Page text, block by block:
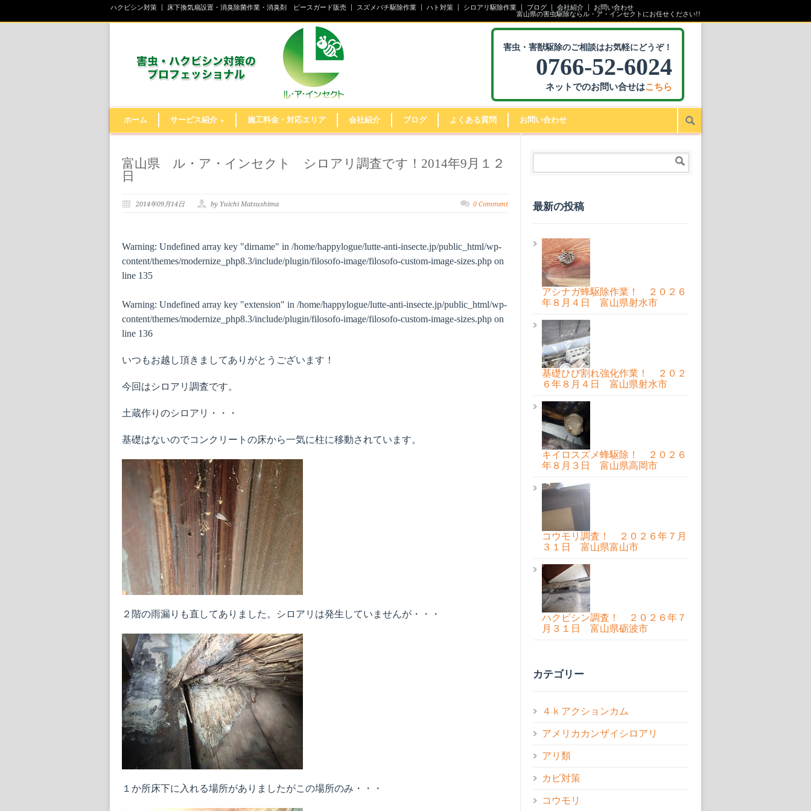
ハクビシン対策 床下換気扇設置・消臭除菌作業・消臭剤 ピースガード販売 スズメバチ駆除作業 ハト対策 シロアリ駆除作業 ブログ 会社紹介
お問い合わせ
富山県の害虫駆除ならル・ア・インセクトにお任せください!!
害虫・害獣駆除のご相談はお気軽にどうぞ！
0766-52-6024
ネットでのお問い合せはこちら
ホーム サービス紹介 » 施工料金・対応エリア 会社紹介 ブログ よくある質問 お問い合わせ
富山県 ル・ア・インセクト シロアリ調査です！2014年9月１２
日
2014年09月14日 by Yuichi Matsushima 0 Comment
Warning: Undefined array key "dirname" in /home/happylogue/lutte-anti-insecte.jp/public_html/wp-
content/themes/modernize_php8.3/include/plugin/filosofo-image/filosofo-custom-image-sizes.php on
line 135
Warning: Undefined array key "extension" in /home/happylogue/lutte-anti-insecte.jp/public_html/wp-
content/themes/modernize_php8.3/include/plugin/filosofo-image/filosofo-custom-image-sizes.php on
line 136
いつもお越し頂きましてありがとうございます！
今回はシロアリ調査です。
土蔵作りのシロアリ・・・
基礎はないのでコンクリートの床から一気に柱に移動されています。
２階の雨漏りも直してありました。シロアリは発生していませんが・・・
１か所床下に入れる場所がありましたがこの場所のみ・・・
最新の投稿
アシナガ蜂駆除作業！ ２０２６
年８月４日 富山県射水市
基礎ひび割れ強化作業！ ２０２
６年８月４日 富山県射水市
キイロスズメ蜂駆除！ ２０２６
年８月３日 富山県高岡市
コウモリ調査！ ２０２６年７月
３１日 富山県富山市
ハクビシン調査！ ２０２６年７
月３１日 富山県砺波市
カテゴリー
４ｋアクションカム
アメリカカンザイシロアリ
アリ類
カビ対策
コウモリ